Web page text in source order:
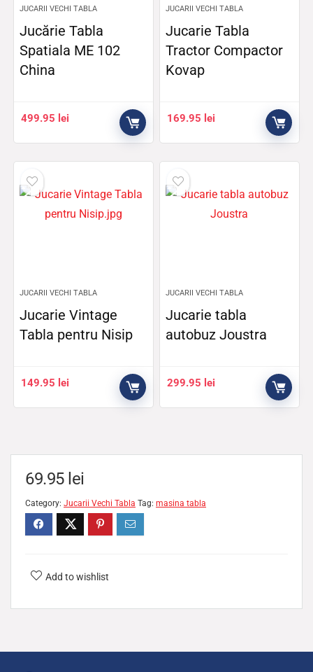
JUCARII VECHI TABLA
Jucărie Tabla
Spatiala ME 102
China
499.95 lei
JUCARII VECHI TABLA
Jucarie Tabla
Tractor Compactor
Kovap
169.95 lei
JUCARII VECHI TABLA
Jucarie Vintage
Tabla pentru Nisip
149.95 lei
JUCARII VECHI TABLA
Jucarie tabla
autobuz Joustra
299.95 lei
69.95 lei
Category: Jucarii Vechi Tabla Tag: masina tabla
Add to wishlist